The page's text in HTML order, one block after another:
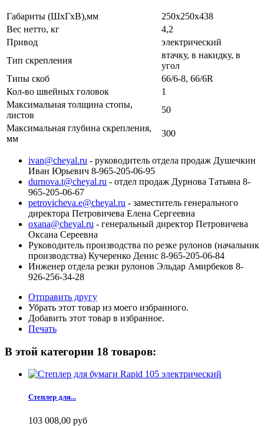
Габариты (ШхГхВ),мм
250х250х438
Вес нетто, кг
4,2
Привод
электрический
Тип скрепления
втачку, в накидку, в
угол
Типы скоб
66/6-8, 66/6R
Кол-во швейных головок
1
Максимальная толщина стопы,
листов
50
Максимальная глубина скрепления,
мм
300
ivan@cheyal.ru - руководитель отдела продаж Душечкин
Иван Юрьевич 8-965-205-06-95
durnova.t@cheyal.ru - отдел продаж Дурнова Татьяна 8-
965-205-06-67
petrovicheva.e@cheyal.ru - заместитель генерального
директора Петровичева Елена Сергеевна
oxana@cheyal.ru - генеральный директор Петровичева
Оксана Сереевна
Руководитель производства по резке рулонов (начальник
производства) Кучеренко Денис 8-965-205-06-84
Инженер отдела резки рулонов Эльдар Амирбеков 8-
926-256-34-28
Отправить другу
Убрать этот товар из моего избранного.
Добавить этот товар в избранное.
Печать
В этой категории 18 товаров:
Степлер для...
103 008,00 руб